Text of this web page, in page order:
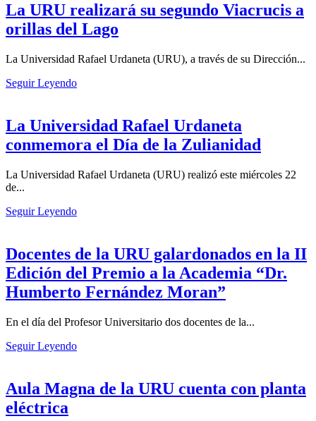
La URU realizará su segundo Viacrucis a
orillas del Lago
La Universidad Rafael Urdaneta (URU), a través de su Dirección...
Seguir Leyendo
La Universidad Rafael Urdaneta
conmemora el Día de la Zulianidad
La Universidad Rafael Urdaneta (URU) realizó este miércoles 22
de...
Seguir Leyendo
Docentes de la URU galardonados en la II
Edición del Premio a la Academia “Dr.
Humberto Fernández Moran”
En el día del Profesor Universitario dos docentes de la...
Seguir Leyendo
Aula Magna de la URU cuenta con planta
eléctrica